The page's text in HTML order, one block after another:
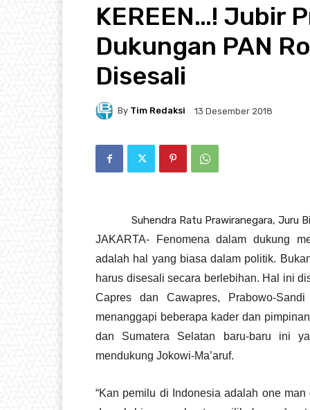
KEREEN…! Jubir
Dukungan PAN
Disesali
By Tim Redaksi 13 Desember 2018
Suhendra Ratu Prawiranegara, Juru
JAKARTA- Fenomena dalam dukung
adalah hal yang biasa dalam politik.
harus disesali secara berlebihan. Hal ini
Capres dan Cawapres, Prabowo-
menanggapi beberapa kader dan
dan Sumatera Selatan baru-baru ini
mendukung Jokowi-Ma’aruf.
“Kan pemilu di Indonesia adalah one